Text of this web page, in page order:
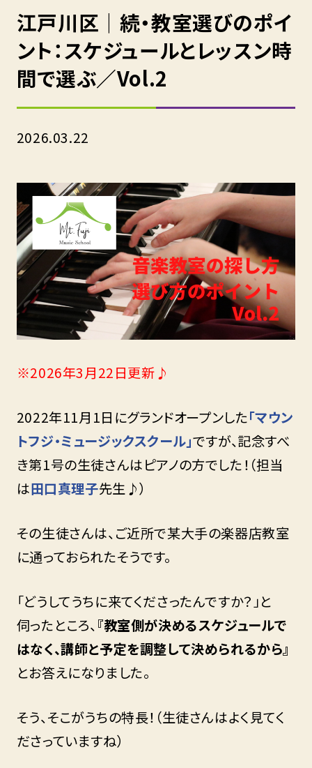
江戸川区｜続・教室選びのポイ
ント：スケジュールとレッスン時
間で選ぶ／Vol.2
2026.03.22
※2026年3月22日更新♪
2022年11月1日にグランドオープンした「マウン
トフジ・ミュージックスクール」ですが、記念すべ
き第1号の生徒さんはピアノの方でした！（担当
は田口真理子先生♪）
その生徒さんは、ご近所で某大手の楽器店教室
に通っておられたそうです。
「どうしてうちに来てくださったんですか？」と
伺ったところ、『教室側が決めるスケジュールで
はなく、講師と予定を調整して決められるから』
とお答えになりました。
そう、そこがうちの特長！（生徒さんはよく見てく
ださっていますね）